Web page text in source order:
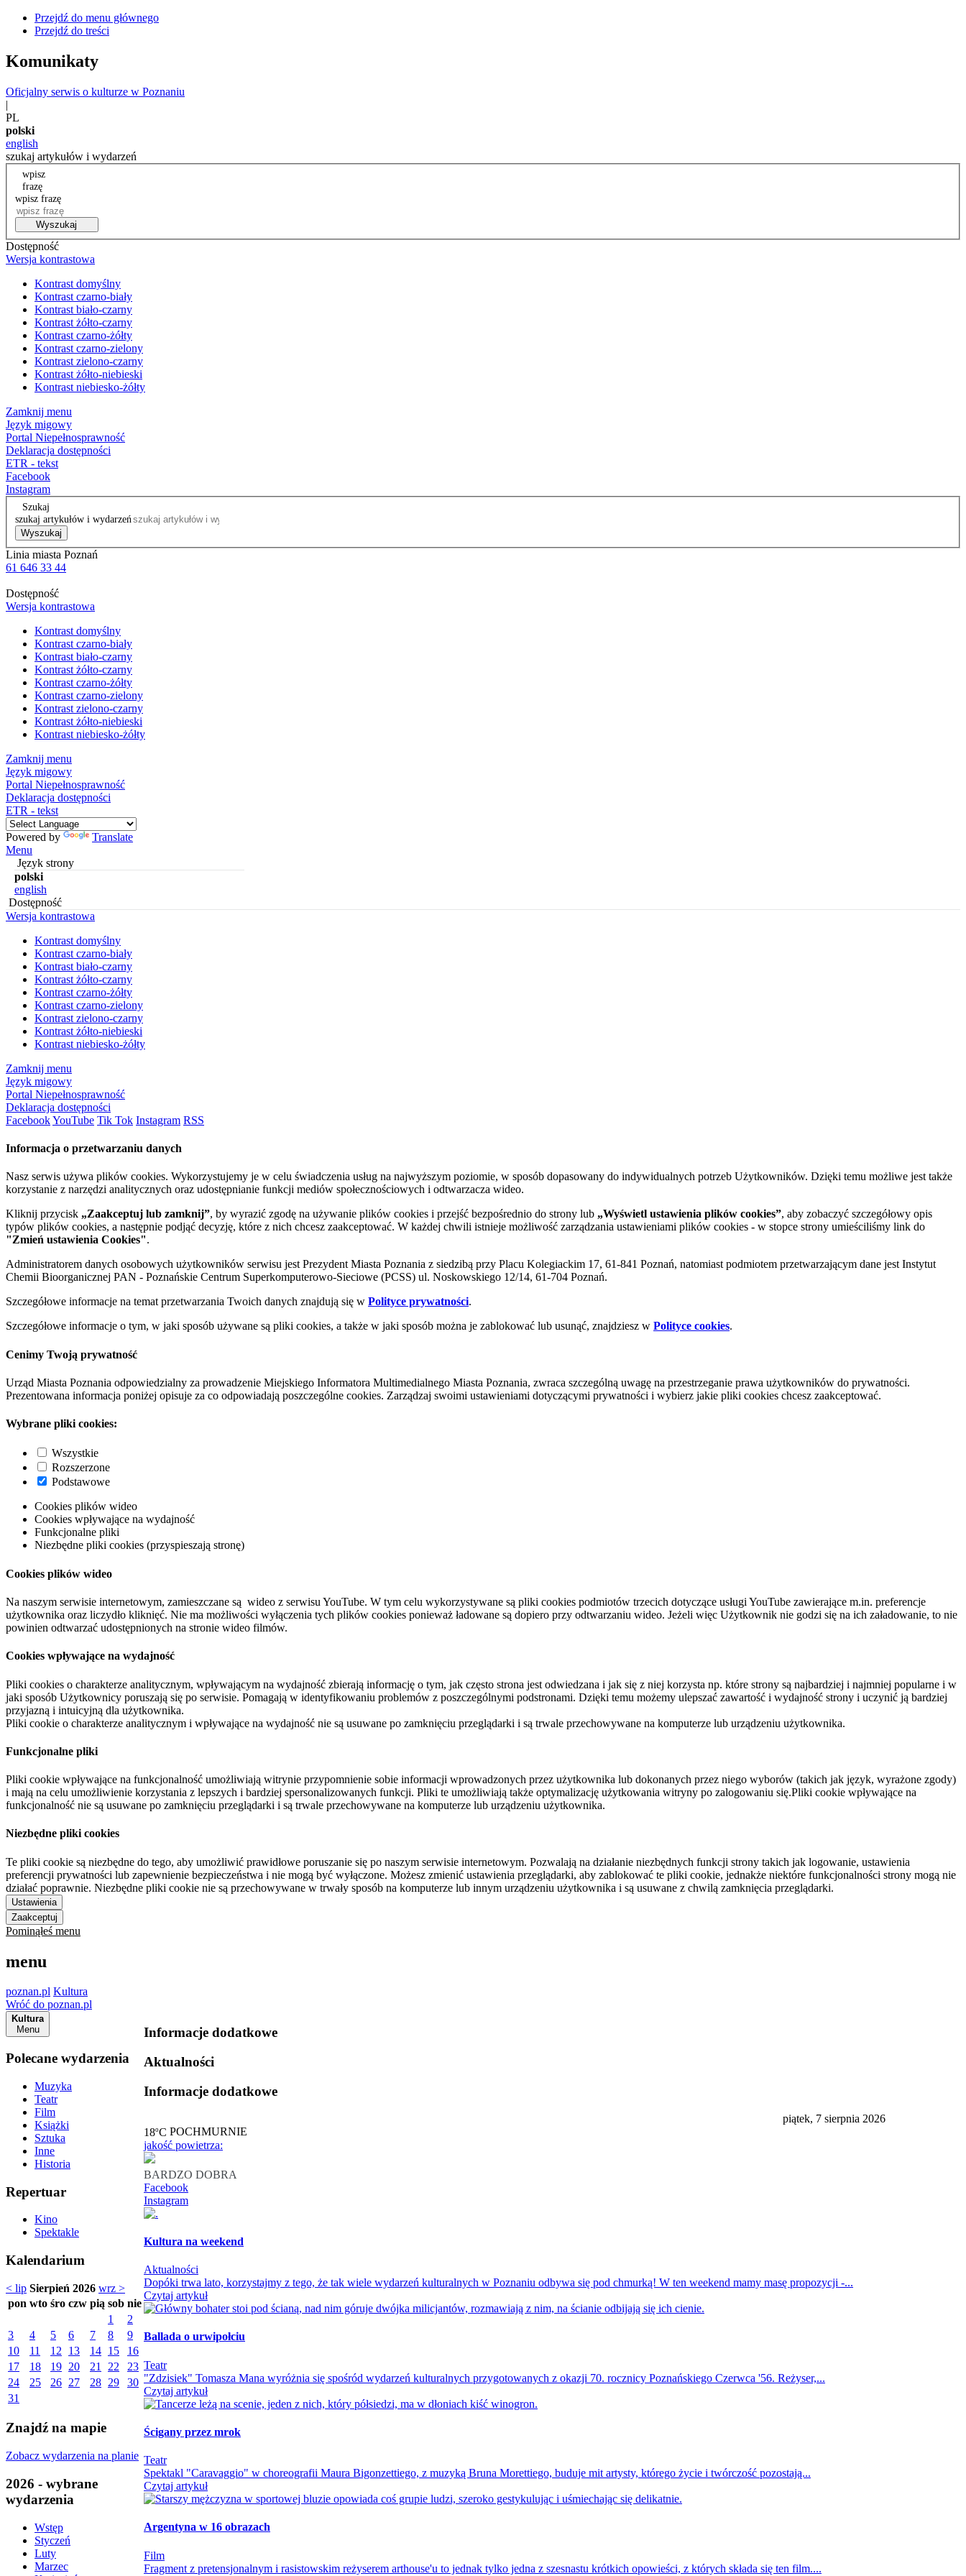
Przejdź do menu głównego
Przejdź do treści
Komunikaty
Oficjalny serwis o kulturze w Poznaniu
|
PL
polski
english
szukaj artykułów i wydarzeń
wpisz
frazę
wpisz frazę
Wyszukaj
Dostępność
Wersja kontrastowa
Kontrast domyślny
Kontrast czarno-biały
Kontrast biało-czarny
Kontrast żółto-czarny
Kontrast czarno-żółty
Kontrast czarno-zielony
Kontrast zielono-czarny
Kontrast żółto-niebieski
Kontrast niebiesko-żółty
Zamknij menu
Język migowy
Portal Niepełnosprawność
Deklaracja dostępności
ETR - tekst
Facebook
Instagram
Szukaj
szukaj artykułów i wydarzeń
Wyszukaj
Linia miasta Poznań
61 646 33 44
Dostępność
Wersja kontrastowa
Kontrast domyślny
Kontrast czarno-biały
Kontrast biało-czarny
Kontrast żółto-czarny
Kontrast czarno-żółty
Kontrast czarno-zielony
Kontrast zielono-czarny
Kontrast żółto-niebieski
Kontrast niebiesko-żółty
Zamknij menu
Język migowy
Portal Niepełnosprawność
Deklaracja dostępności
ETR - tekst
Powered by
Translate
Menu
Język strony
polski
english
Dostępność
Wersja kontrastowa
Kontrast domyślny
Kontrast czarno-biały
Kontrast biało-czarny
Kontrast żółto-czarny
Kontrast czarno-żółty
Kontrast czarno-zielony
Kontrast zielono-czarny
Kontrast żółto-niebieski
Kontrast niebiesko-żółty
Zamknij menu
Język migowy
Portal Niepełnosprawność
Deklaracja dostępności
FacebookYouTube Tik Tok Instagram RSS
Informacja o przetwarzaniu danych
Nasz serwis używa plików cookies. Wykorzystujemy je w celu świadczenia usług na najwyższym poziomie, w sposób dopasowany do indywidualnych potrzeb Użytkowników. Dzięki temu możliwe jest także
korzystanie z narzędzi analitycznych oraz udostępnianie funkcji mediów społecznościowych i odtwarzacza wideo.
Kliknij przycisk „Zaakceptuj lub zamknij”, by wyrazić zgodę na używanie plików cookies i przejść bezpośrednio do strony lub „Wyświetl ustawienia plików cookies”, aby zobaczyć szczegółowy opis
typów plików cookies, a następnie podjąć decyzję, które z nich chcesz zaakceptować. W każdej chwili istnieje możliwość zarządzania ustawieniami plików cookies - w stopce strony umieściliśmy link do
"Zmień ustawienia Cookies".
Administratorem danych osobowych użytkowników serwisu jest Prezydent Miasta Poznania z siedzibą przy Placu Kolegiackim 17, 61-841 Poznań, natomiast podmiotem przetwarzającym dane jest Instytut
Chemii Bioorganicznej PAN - Poznańskie Centrum Superkomputerowo-Sieciowe (PCSS) ul. Noskowskiego 12/14, 61-704 Poznań.
Szczegółowe informacje na temat przetwarzania Twoich danych znajdują się w Polityce prywatności.
Szczegółowe informacje o tym, w jaki sposób używane są pliki cookies, a także w jaki sposób można je zablokować lub usunąć, znajdziesz w Polityce cookies.
Cenimy Twoją prywatność
Urząd Miasta Poznania odpowiedzialny za prowadzenie Miejskiego Informatora Multimedialnego Miasta Poznania, zwraca szczególną uwagę na przestrzeganie prawa użytkowników do prywatności.
Prezentowana informacja poniżej opisuje za co odpowiadają poszczególne cookies. Zarządzaj swoimi ustawieniami dotyczącymi prywatności i wybierz jakie pliki cookies chcesz zaakceptować.
Wybrane pliki cookies:
Wszystkie
Rozszerzone
Podstawowe
Cookies plików wideo
Cookies wpływające na wydajność
Funkcjonalne pliki
Niezbędne pliki cookies (przyspieszają stronę)
Cookies plików wideo
Na naszym serwisie internetowym, zamieszczane są wideo z serwisu YouTube. W tym celu wykorzystywane są pliki cookies podmiotów trzecich dotyczące usługi YouTube zawierające m.in. preferencje
użytkownika oraz liczydło kliknięć. Nie ma możliwości wyłączenia tych plików cookies ponieważ ładowane są dopiero przy odtwarzaniu wideo. Jeżeli więc Użytkownik nie godzi się na ich załadowanie, to nie
powinien odtwarzać udostępnionych na stronie wideo filmów.
Cookies wpływające na wydajność
Pliki cookies o charakterze analitycznym, wpływającym na wydajność zbierają informację o tym, jak często strona jest odwiedzana i jak się z niej korzysta np. które strony są najbardziej i najmniej popularne i w
jaki sposób Użytkownicy poruszają się po serwisie. Pomagają w identyfikowaniu problemów z poszczególnymi podstronami. Dzięki temu możemy ulepszać zawartość i wydajność strony i uczynić ją bardziej
przyjazną i intuicyjną dla użytkownika.
Pliki cookie o charakterze analitycznym i wpływające na wydajność nie są usuwane po zamknięciu przeglądarki i są trwale przechowywane na komputerze lub urządzeniu użytkownika.
Funkcjonalne pliki
Pliki cookie wpływające na funkcjonalność umożliwiają witrynie przypomnienie sobie informacji wprowadzonych przez użytkownika lub dokonanych przez niego wyborów (takich jak język, wyrażone zgody)
i mają na celu umożliwienie korzystania z lepszych i bardziej spersonalizowanych funkcji. Pliki te umożliwiają także optymalizację użytkowania witryny po zalogowaniu się.Pliki cookie wpływające na
funkcjonalność nie są usuwane po zamknięciu przeglądarki i są trwale przechowywane na komputerze lub urządzeniu użytkownika.
Niezbędne pliki cookies
Te pliki cookie są niezbędne do tego, aby umożliwić prawidłowe poruszanie się po naszym serwisie internetowym. Pozwalają na działanie niezbędnych funkcji strony takich jak logowanie, ustawienia
preferencji prywatności lub zapewnienie bezpieczeństwa i nie mogą być wyłączone. Możesz zmienić ustawienia przeglądarki, aby zablokować te pliki cookie, jednakże niektóre funkcjonalności strony mogą nie
działać poprawnie. Niezbędne pliki cookie nie są przechowywane w trwały sposób na komputerze lub innym urządzeniu użytkownika i są usuwane z chwilą zamknięcia przeglądarki.
Ustawienia
Zaakceptuj
Pominąłeś menu
menu
poznan.pl Kultura
Wróć do poznan.pl
Kultura
Menu
Polecane wydarzenia
Muzyka
Teatr
Film
Książki
Sztuka
Inne
Historia
Repertuar
Kino
Spektakle
Kalendarium
< lip Sierpień 2026 wrz >
pon wto śro czw pią sob nie
1
2
3
4 5 6 7 8
9
10
11 12 13 14 15
16
17
18 19 20 21 22
23
24
25 26 27 28 29
30
31
Znajdź na mapie
Zobacz wydarzenia na planie
2026 - wybrane
wydarzenia
Wstęp
Styczeń
Luty
Marzec
Informacje dodatkowe
Aktualności
Informacje dodatkowe
piątek, 7 sierpnia 2026
18oC POCHMURNIE
jakość powietrza:
BARDZO DOBRA
Facebook
Instagram
Kultura na weekend
Aktualności
Dopóki trwa lato, korzystajmy z tego, że tak wiele wydarzeń kulturalnych w Poznaniu odbywa się pod chmurką! W ten weekend mamy masę propozycji -...
Czytaj artykuł
Ballada o urwipołciu
Teatr
"Zdzisiek" Tomasza Mana wyróżnia się spośród wydarzeń kulturalnych przygotowanych z okazji 70. rocznicy Poznańskiego Czerwca '56. Reżyser,...
Czytaj artykuł
Ścigany przez mrok
Teatr
Spektakl "Caravaggio" w choreografii Maura Bigonzettiego, z muzyką Bruna Morettiego, buduje mit artysty, którego życie i twórczość pozostają...
Czytaj artykuł
Argentyna w 16 obrazach
Film
Fragment z pretensjonalnym i rasistowskim reżyserem arthouse'u to jednak tylko jedna z szesnastu krótkich opowieści, z których składa się ten film....